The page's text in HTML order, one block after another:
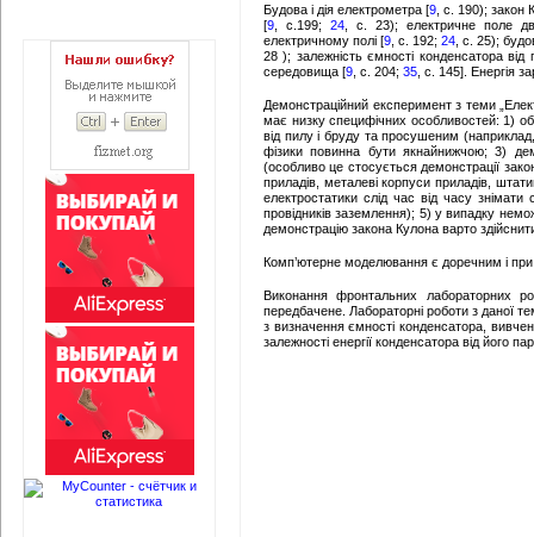
Будова і дія електрометра [9 , с. 190); закон
[9 , с.199; 24 , с. 23); електричне поле
електричному полі [9 , с. 192; 24 , с. 25);
28 ); залежність ємності конденсатора від
середовища [9 , с. 204; 35 , с. 145]. Енергія
Демонстраційний експеримент з теми
має низку специфічних особливостей: 1)
від пилу і бруду та просушеним
фізики повинна бути якнайнижчою; 3)
(особливо це стосується демонстрації
приладів, металеві корпуси приладів,
електростатики слід час від часу
провідників заземлення); 5) у випадку
демонстрацію закона Кулона варто
Комп’ютерне моделювання є доречним і
Виконання фронтальних лабораторних
передбачене. Лабораторні роботи з даної
з визначення ємності конденсатора,
залежності енергії конденсатора від його